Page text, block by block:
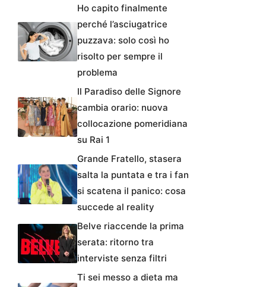
Ho capito finalmente
perché l’asciugatrice
puzzava: solo così ho
risolto per sempre il
problema
Il Paradiso delle Signore
cambia orario: nuova
collocazione pomeridiana
su Rai 1
Grande Fratello, stasera
salta la puntata e tra i fan
si scatena il panico: cosa
succede al reality
Belve riaccende la prima
serata: ritorno tra
interviste senza filtri
Ti sei messo a dieta ma